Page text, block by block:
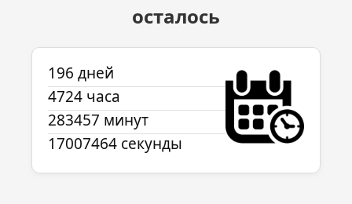
осталось
196 дней
4724 часа
283457 минут
17007464 секунды